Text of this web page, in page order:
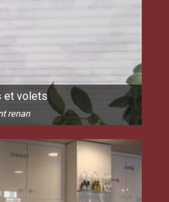
et volets
renan